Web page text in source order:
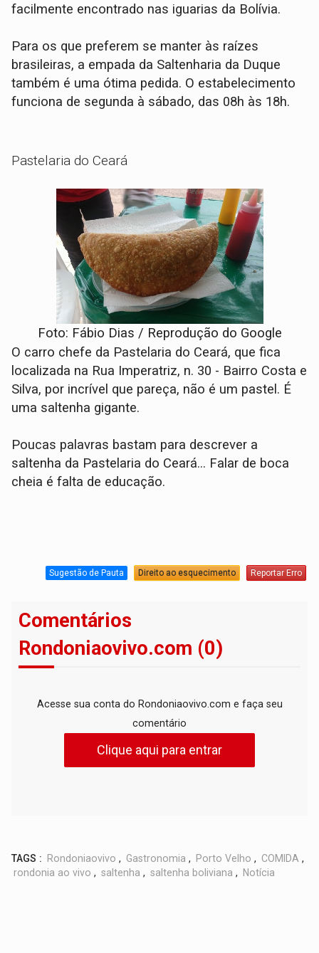
facilmente encontrado nas iguarias da Bolívia.
Para os que preferem se manter às raízes
brasileiras, a empada da Saltenharia da Duque
também é uma ótima pedida. O estabelecimento
funciona de segunda à sábado, das 08h às 18h.
Pastelaria do Ceará
Foto: Fábio Dias / Reprodução do Google
O carro chefe da Pastelaria do Ceará, que fica
localizada na Rua Imperatriz, n. 30 - Bairro Costa e
Silva, por incrível que pareça, não é um pastel. É
uma saltenha gigante.
Poucas palavras bastam para descrever a
saltenha da Pastelaria do Ceará… Falar de boca
cheia é falta de educação.
Sugestão de Pauta Direito ao esquecimento Reportar Erro
Comentários
Rondoniaovivo.com (0)
Acesse sua conta do Rondoniaovivo.com e faça seu
comentário
Clique aqui para entrar
TAGS : Rondoniaovivo , Gastronomia , Porto Velho , COMIDA ,
rondonia ao vivo , saltenha , saltenha boliviana , Notícia